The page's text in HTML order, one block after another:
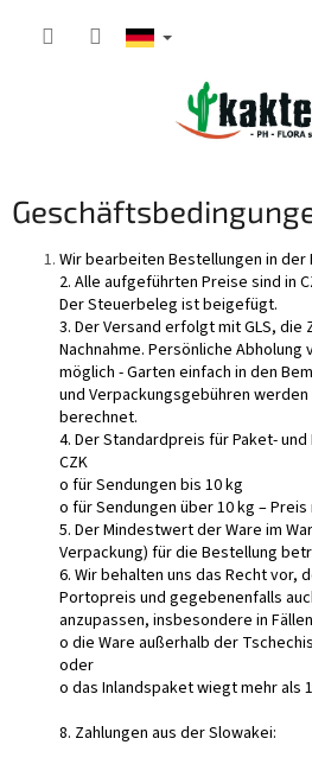
Wir bearbeiten Bestellungen in der
2. Alle aufgeführten Preise sind in
Der Steuerbeleg ist beigefügt.
3. Der Versand erfolgt mit GLS,
Nachnahme. Persönliche
möglich - Garten einfach in den
und Verpackungsgebühren
berechnet.
4. Der Standardpreis für Paket-
CZK
o für Sendungen bis 10 kg
o für Sendungen über 10 kg –
5. Der Mindestwert der Ware im
Verpackung) für die Bestellung
6. Wir behalten uns das Recht vor,
Portopreis und gegebenenfalls
anzupassen, insbesondere in
o die Ware außerhalb der
oder
o das Inlandspaket wiegt mehr als
8. Zahlungen aus der Slowakei: